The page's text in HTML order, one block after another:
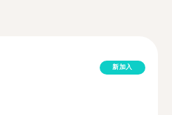
新加入